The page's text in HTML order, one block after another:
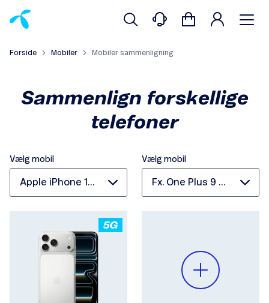
Forside Mobiler Mobiler sammenligning
Sammenlign forskellige
telefoner
Vælg mobil Vælg mobil